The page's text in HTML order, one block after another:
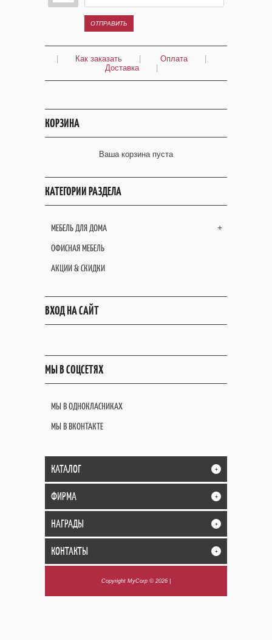
ОТПРАВИТЬ
| Как заказать | Оплата
|
Доставка
|
КОРЗИНА
Ваша корзина пуста
КАТЕГОРИИ РАЗДЕЛА
+
МЕБЕЛЬ ДЛЯ ДОМА
ОФИСНАЯ МЕБЕЛЬ
АКЦИИ & СКИДКИ
ВХОД НА САЙТ
МЫ В СОЦСЕТЯХ
МЫ В ОДНОКЛАСНИКАХ
МЫ В ВКОНТАКТЕ
КАТАЛОГ +
ФИРМА +
НАГРАДЫ +
КОНТАКТЫ +
Copyright MyCorp © 2026